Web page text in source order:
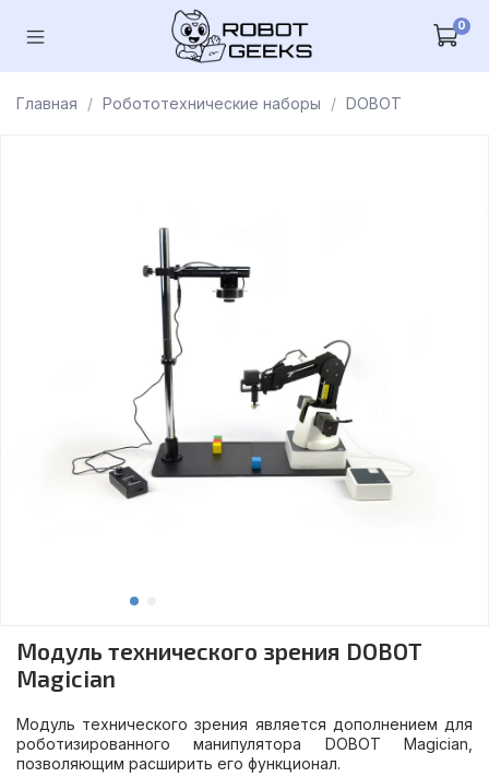
0
Главная Робототехнические наборы DOBOT
Модуль технического зрения DOBOT
Magician
Модуль технического зрения является дополнением для
роботизированного манипулятора DOBOT Magician,
позволяющим расширить его функционал.